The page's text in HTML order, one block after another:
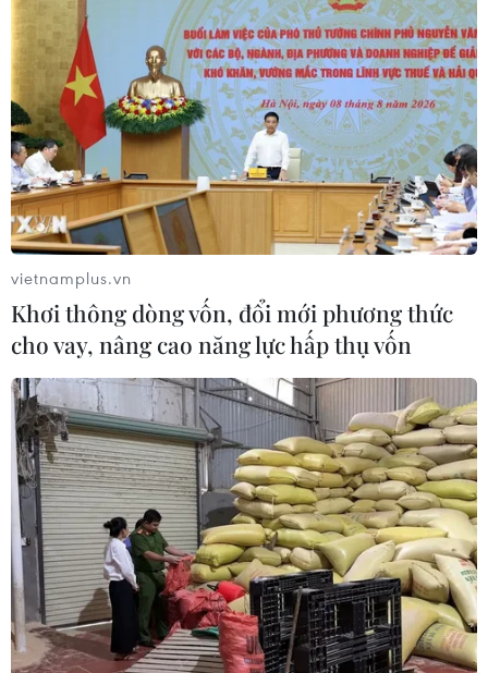
vietnamplus.vn
Khơi thông dòng vốn, đổi mới phương thức
cho vay, nâng cao năng lực hấp thụ vốn